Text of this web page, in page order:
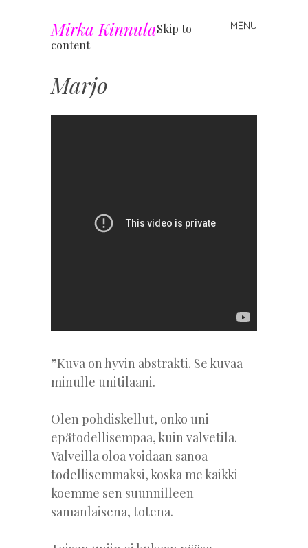
Mirka Kinnula MENU
Skip to
content
Marjo
”Kuva on hyvin abstrakti. Se kuvaa
minulle unitilaani.
Olen pohdiskellut, onko uni
epätodellisempaa, kuin valvetila.
Valveilla oloa voidaan sanoa
todellisemmaksi, koska me kaikki
koemme sen suunnilleen
samanlaisena, totena.